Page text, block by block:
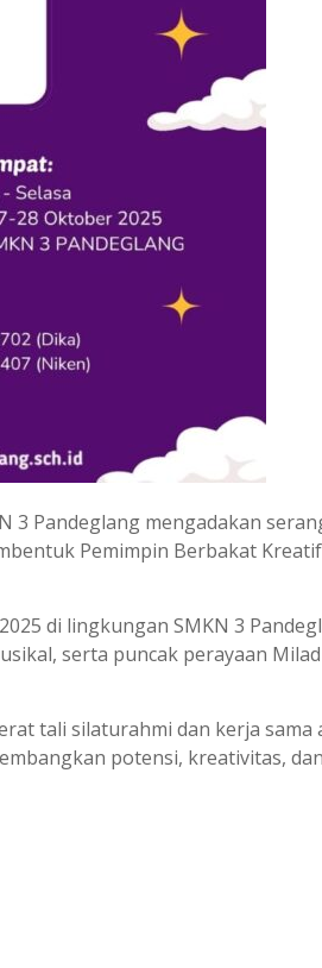
3 Pandeglang mengadakan
Pemimpin Berbakat
di lingkungan SMKN 3
serta puncak perayaan Milad
tali silaturahmi dan kerja sama
potensi, kreativitas,